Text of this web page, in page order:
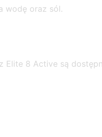
wodę oraz sól.
Elite 8 Active są